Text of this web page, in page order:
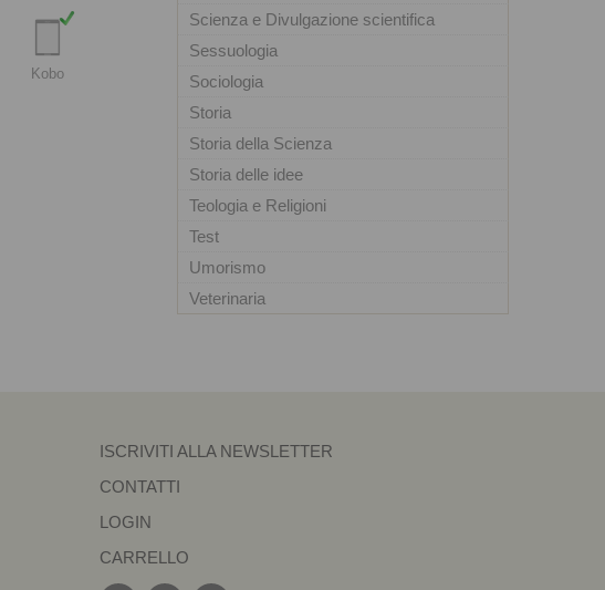
Kobo
Scienza e Divulgazione scientifica
Sessuologia
Sociologia
Storia
Storia della Scienza
Storia delle idee
Teologia e Religioni
Test
Umorismo
Veterinaria
ISCRIVITI ALLA NEWSLETTER
CONTATTI
LOGIN
CARRELLO